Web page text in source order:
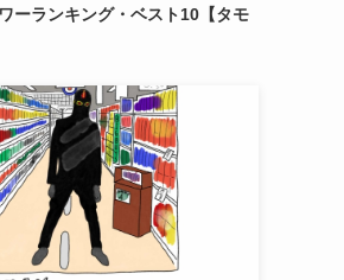
ーランキング・ベスト10【タモ